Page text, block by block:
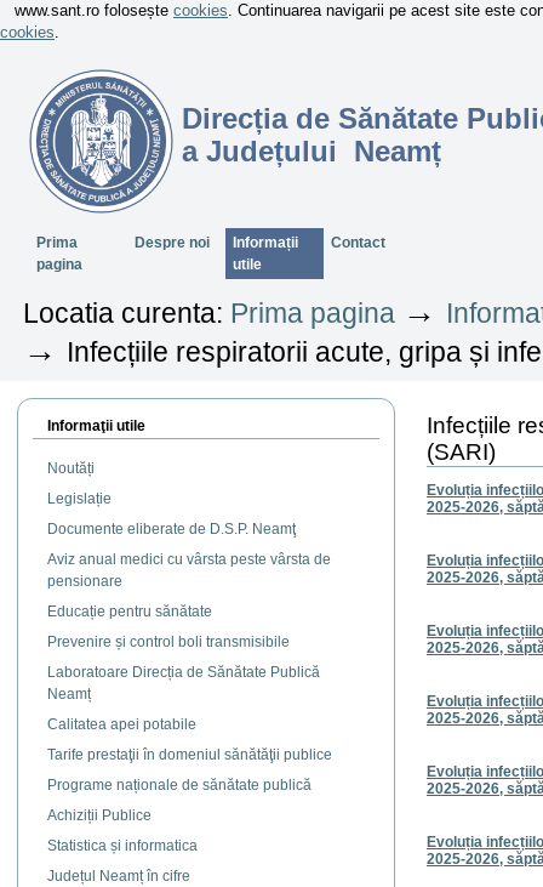
www.sant.ro folosește cookies. Continuarea navigarii pe acest site este
cookies.
Direcția de Sănătate
a Județului Neamț
SectiuniPrima
pagina
Despre noi
Informații
utile
Contact
Locatia curenta: Prima pagina →
→ Infecțiile respiratorii acute, gripa și
Informaţii utile
Noutăți
Legislație
Documente eliberate de D.S.P. Neamţ
Aviz anual medici cu vârsta peste vârsta de
pensionare
Educație pentru sănătate
Prevenire și control boli transmisibile
Laboratoare Direcția de Sănătate Publică
Neamț
Calitatea apei potabile
Tarife prestaţii în domeniul sănătăţii publice
Programe naționale de sănătate publică
Achiziții Publice
Statistica și informatica
Județul Neamț în cifre
Infecțiile
(SARI)
Evoluția
2025-2026,
Evoluția
2025-2026,
Evoluția
2025-2026,
Evoluția
2025-2026,
Evoluția
2025-2026,
Evoluția
2025-2026,